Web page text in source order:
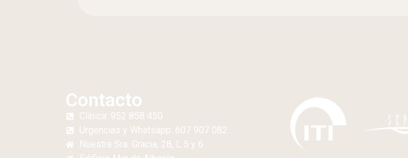
Contacto
Clínica: 952 858 450
Urgencias y Whatsapp: 607 907 082
Nuestra Sra. Gracia, 28, L 5 y 6